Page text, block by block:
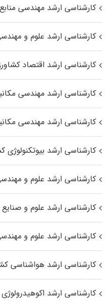
کارشناسی ارشد مهندسی
کارشناسی ارشد علوم و
کارشناسی ارشد اقتصاد
کارشناسی ارشد مهندسی
کارشناسی ارشد مهندسی
کارشناسی ارشد بیوتکنولوژی
کارشناسی ارشد علوم و
کارشناسی ارشد علوم و
کارشناسی ارشد علوم و
کارشناسی ارشد هواشناسی
کارشناسی ارشد اکوهیدرولوژی